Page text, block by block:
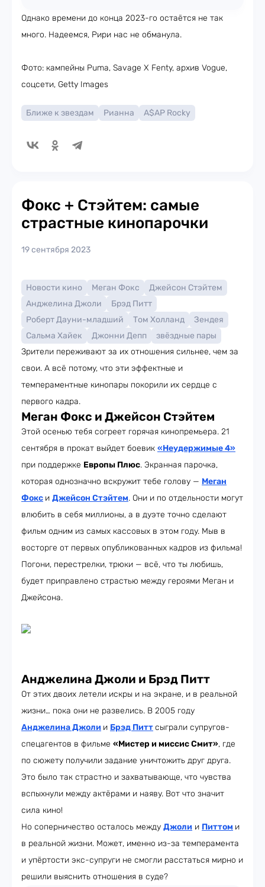
Однако времени до конца 2023-го остаётся не так
много. Надеемся, Рири нас не обманула.
Фото: кампейны Puma, Savage X Fenty, архив Vogue,
соцсети, Getty Images
Ближе к звездам Рианна A$AP Rocky
Фокс + Стэйтем: самые
страстные кинопарочки
19 сентября 2023
Новости кино Меган Фокс
Джейсон Стэйтем
Анджелина Джоли
Брэд Питт
Роберт Дауни-младший
Том Холланд
Зендея
Сальма Хайек
Джонни Депп
звёздные пары
Зрители переживают за их отношения сильнее, чем за
свои. А всё потому, что эти эффектные и
темпераментные кинопары покорили их сердце с
первого кадра.
Меган Фокс и Джейсон Стэйтем
Этой осенью тебя согреет горячая кинопремьера. 21
сентября в прокат выйдет боевик «Неудержимые 4»
при поддержке Европы Плюс. Экранная парочка,
которая однозначно вскружит тебе голову — Меган
Фокс и Джейсон Стэйтем. Они и по отдельности могут
влюбить в себя миллионы, а в дуэте точно сделают
фильм одним из самых кассовых в этом году. Мыв в
восторге от первых опубликованных кадров из фильма!
Погони, перестрелки, трюки — всё, что ты любишь,
будет приправлено страстью между героями Меган и
Джейсона.
Анджелина Джоли и Брэд Питт
От этих двоих летели искры и на экране, и в реальной
жизни… пока они не развелись. В 2005 году
Анджелина Джоли и Брэд Питтсыграли супругов-
спецагентов в фильме «Мистер и миссис Смит», где
по сюжету получили задание уничтожить друг друга.
Это было так страстно и захватывающе, что чувства
вспыхнули между актёрами и наяву. Вот что значит
сила кино!
Но соперничество осталось между Джоли и Питтом и
в реальной жизни. Может, именно из-за темперамента
и упёртости экс-супруги не смогли расстаться мирно и
решили выяснить отношения в суде?